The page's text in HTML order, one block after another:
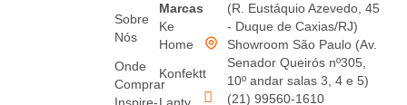
Sobre
Nós
Onde
Comprar
Marcas
Ke
Home
Konfektt
(R. Eustáquio Azevedo, 45
- Duque de Caxias/RJ)
Showroom São Paulo (Av.
Senador Queirós nº305,
10º andar salas 3, 4 e 5)
(21) 99560-1610